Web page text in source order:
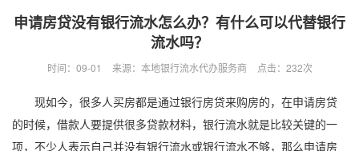
申请房贷没有银行流水怎么办？有什么可以代替银行
流水吗？
时间：09-01 来源：本地银行流水代办服务商 点击：232次
现如今，很多人买房都是通过银行房贷来购房的，在申请房贷
的时候，借款人要提供很多贷款材料，银行流水就是比较关键的一
项，不少人表示自己并没有银行流水或银行流水不够，那么申请房